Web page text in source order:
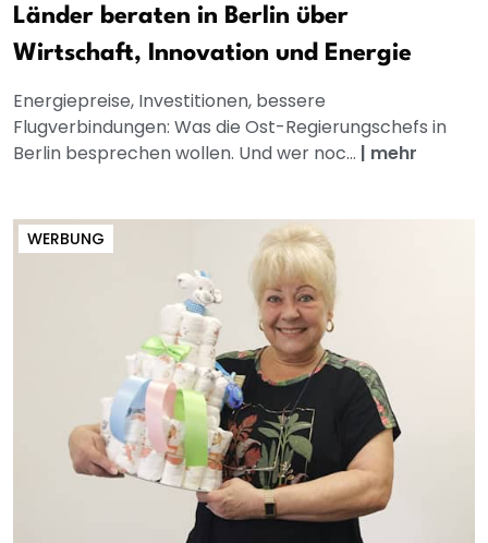
Länder beraten in Berlin über
Wirtschaft, Innovation und Energie
Energiepreise, Investitionen, bessere
Flugverbindungen: Was die Ost-Regierungschefs in
Berlin besprechen wollen. Und wer noc... | mehr
WERBUNG